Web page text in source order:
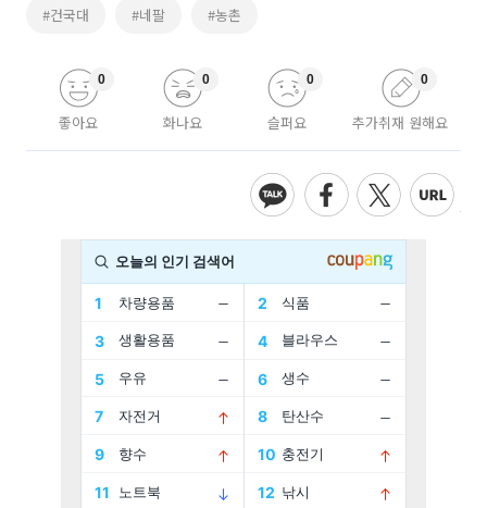
#건국대 #네팔 #농촌
좋아요
0
화나요
0
슬퍼요
0
추가취재 원해요
0